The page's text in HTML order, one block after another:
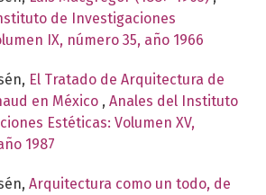
de Investigaciones
IX, número 35, año 1966
El Tratado de Arquitectura de
en México , Anales del Instituto
Estéticas: Volumen XV,
1987
Arquitectura como un todo, de